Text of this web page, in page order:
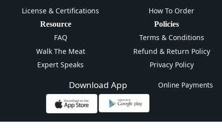
License & Certifications
How To Order
Resource
FAQ
Walk The Meat
Expert Speaks
Policies
Terms & Conditions
Refund & Return Policy
Privacy Policy
Download App Online Payments